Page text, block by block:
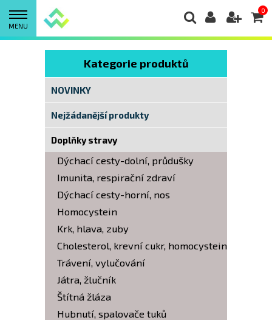
MENU
0
Kategorie produktů
NOVINKY
Nejžádanější produkty
Doplňky stravy
Dýchací cesty-dolní, průdušky
Imunita, respirační zdraví
Dýchací cesty-horní, nos
Homocystein
Krk, hlava, zuby
Cholesterol, krevní cukr, homocystein
Trávení, vylučování
Játra, žlučník
Štítná žláza
Hubnutí, spalovače tuků